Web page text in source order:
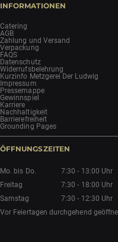
INFORMATIONEN
Catering
AGB
Zahlung und Versand
Verpackung
FAQS
Datenschutz
Widerrufsbelehrung
Kurzinfo Metzgerei Der Ludwig
Impressum
Pressemappe
Gewinnspiel
Karriere
Nachhaltigkeit
Barrierefreiheit
Grounding Pages
ÖFFNUNGSZEITEN
Mo. bis Do. 7:30 - 13:00 Uhr
Freitag
7:30 - 18:00 Uhr
Samstag
7:30 - 12:30 Uhr
Vor Feiertagen durchgehend